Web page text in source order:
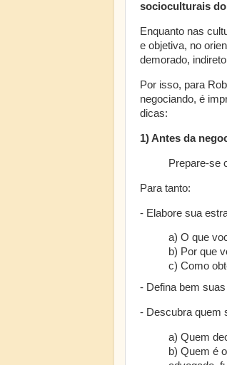
socioculturais
Enquanto nas
e objetiva, no
demorado,
Por isso, para
negociando, é
dicas:
1) Antes da
Prepare-se
Para tanto:
- Elabore sua
a) O que
b) Por que
c) Como
- Defina bem
- Descubra quem
a) Quem
b) Quem é